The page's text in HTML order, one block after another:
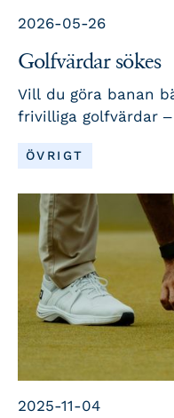
2026-05-26
Golfvärdar sökes
Vill du göra banan
frivilliga golfvärdar
ÖVRIGT
LÄS MER
2025-11-04